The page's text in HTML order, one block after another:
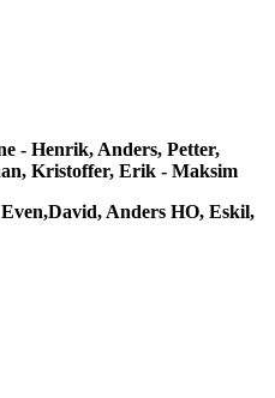
- Henrik, Anders, Petter,
Kristoffer, Erik - Maksim
Anders HO, Eskil,